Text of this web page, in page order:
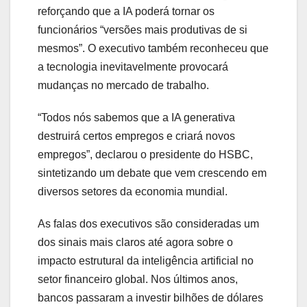
reforçando que a IA poderá tornar os
funcionários “versões mais produtivas de si
mesmos”. O executivo também reconheceu que
a tecnologia inevitavelmente provocará
mudanças no mercado de trabalho.
“Todos nós sabemos que a IA generativa
destruirá certos empregos e criará novos
empregos”, declarou o presidente do HSBC,
sintetizando um debate que vem crescendo em
diversos setores da economia mundial.
As falas dos executivos são consideradas um
dos sinais mais claros até agora sobre o
impacto estrutural da inteligência artificial no
setor financeiro global. Nos últimos anos,
bancos passaram a investir bilhões de dólares